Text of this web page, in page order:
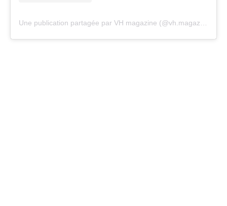
Une publication partagée par VH magazine (@vh.magazine)